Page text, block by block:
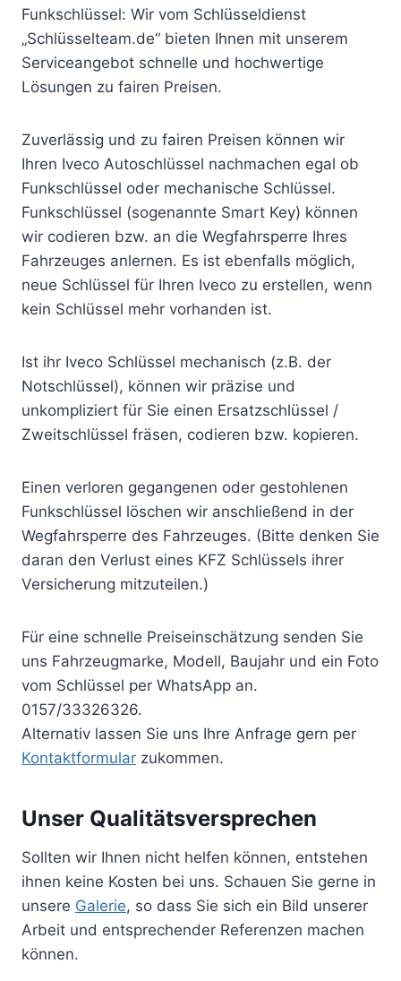
Funkschlüssel: Wir vom Schlüsseldienst
„Schlüsselteam.de“ bieten Ihnen mit unserem
Serviceangebot schnelle und hochwertige
Lösungen zu fairen Preisen.
Zuverlässig und zu fairen Preisen können wir
Ihren Iveco Autoschlüssel nachmachen egal ob
Funkschlüssel oder mechanische Schlüssel.
Funkschlüssel (sogenannte Smart Key) können
wir codieren bzw. an die Wegfahrsperre Ihres
Fahrzeuges anlernen. Es ist ebenfalls möglich,
neue Schlüssel für Ihren Iveco zu erstellen, wenn
kein Schlüssel mehr vorhanden ist.
Ist ihr Iveco Schlüssel mechanisch (z.B. der
Notschlüssel), können wir präzise und
unkompliziert für Sie einen Ersatzschlüssel /
Zweitschlüssel fräsen, codieren bzw. kopieren.
Einen verloren gegangenen oder gestohlenen
Funkschlüssel löschen wir anschließend in der
Wegfahrsperre des Fahrzeuges. (Bitte denken Sie
daran den Verlust eines KFZ Schlüssels ihrer
Versicherung mitzuteilen.)
Für eine schnelle Preiseinschätzung senden Sie
uns Fahrzeugmarke, Modell, Baujahr und ein Foto
vom Schlüssel per WhatsApp an.
0157/33326326.
Alternativ lassen Sie uns Ihre Anfrage gern per
Kontaktformular zukommen.
Unser Qualitätsversprechen
Sollten wir Ihnen nicht helfen können, entstehen
ihnen keine Kosten bei uns. Schauen Sie gerne in
unsere Galerie, so dass Sie sich ein Bild unserer
Arbeit und entsprechender Referenzen machen
können.